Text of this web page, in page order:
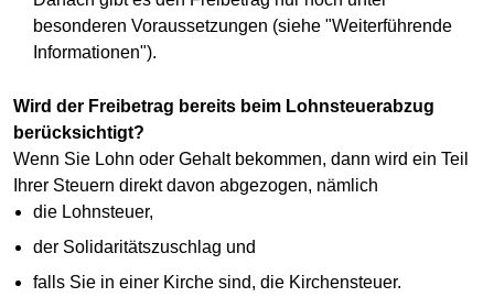
besonderen Voraussetzungen (siehe "Weiterführende
Informationen").
Wird der Freibetrag bereits beim Lohnsteuerabzug
berücksichtigt?
Wenn Sie Lohn oder Gehalt bekommen, dann wird ein Teil
Ihrer Steuern direkt davon abgezogen, nämlich
die Lohnsteuer,
der Solidaritätszuschlag und
falls Sie in einer Kirche sind, die Kirchensteuer.